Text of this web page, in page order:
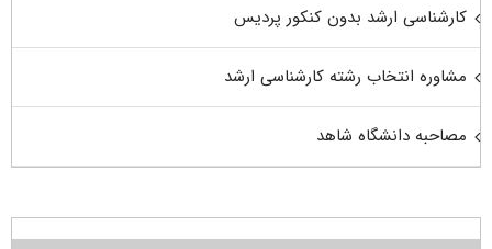
کارشناسی ارشد بدون کنکور پردیس
مشاوره انتخاب رشته کارشناسی ارشد
مصاحبه دانشگاه شاهد